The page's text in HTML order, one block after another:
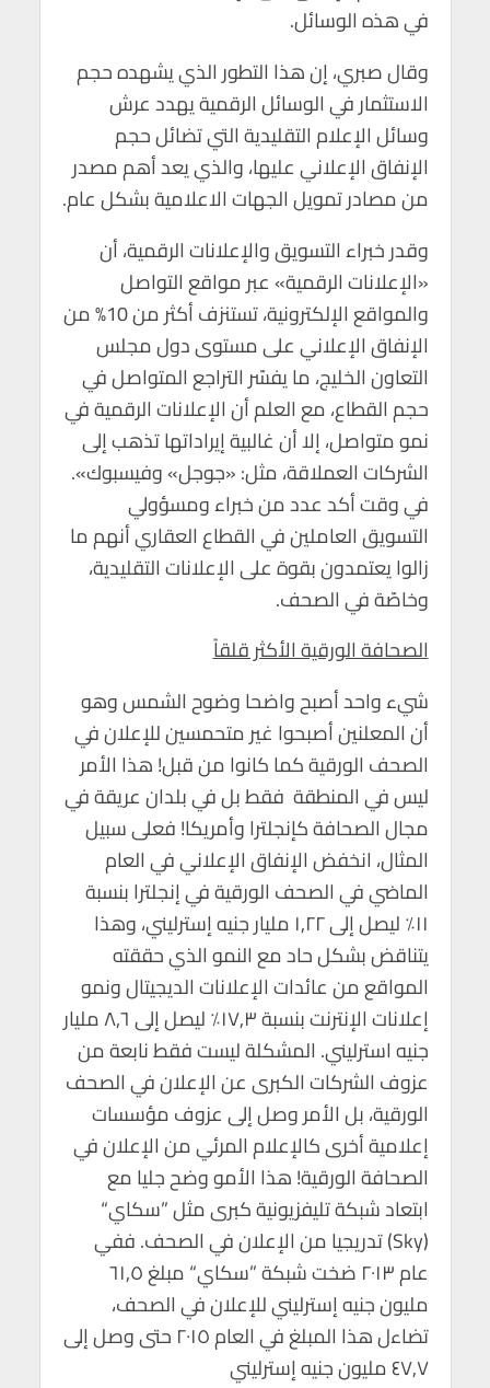
في هذه الوسائل.
وقال صبري، إن هذا التطور الذي يشهده حجم
الاستثمار في الوسائل الرقمية يهدد عرش
وسائل الإعلام التقليدية التي تضائل حجم
الإنفاق الإعلاني عليها، والذي يعد أهم مصدر
من مصادر تمويل الجهات الاعلامية بشكل عام.
وقدر خبراء التسويق والإعلانات الرقمية، أن
«الإعلانات الرقمية» عبر مواقع التواصل
والمواقع الإلكترونية، تستنزف أكثر من 10% من
الإنفاق الإعلاني على مستوى دول مجلس
التعاون الخليج، ما يفسّر التراجع المتواصل في
حجم القطاع، مع العلم أن الإعلانات الرقمية في
نمو متواصل، إلا أن غالبية إيراداتها تذهب إلى
الشركات العملاقة، مثل: «جوجل» وفيسبوك».
في وقت أكد عدد من خبراء ومسؤولي
التسويق العاملين في القطاع العقاري أنهم ما
زالوا يعتمدون بقوة على الإعلانات التقليدية،
وخاصّة في الصحف.
الصحافة الورقية الأكثر قلقاً
شيء واحد أصبح واضحا وضوح الشمس وهو
أن المعلنين أصبحوا غير متحمسين للإعلان في
الصحف الورقية كما كانوا من قبل! هذا الأمر
ليس في المنطقة فقط بل في بلدان عريقة في
مجال الصحافة كإنجلترا وأمريكا! فعلى سبيل
المثال، انخفض الإنفاق الإعلاني في العام
الماضي في الصحف الورقية في إنجلترا بنسبة
١١٪ ليصل إلى ١,٢٢ مليار جنيه إسترليني، وهذا
يتناقض بشكل حاد مع النمو الذي حققته
المواقع من عائدات الإعلانات الديجيتال ونمو
إعلانات الإنترنت بنسبة ١٧,٣٪ ليصل إلى ٨,٦ مليار
جنيه استرليني. المشكلة ليست فقط نابعة من
عزوف الشركات الكبرى عن الإعلان في الصحف
الورقية، بل الأمر وصل إلى عزوف مؤسسات
إعلامية أخرى كالإعلام المرئي من الإعلان في
الصحافة الورقية! هذا الأمو وضح جليا مع
ابتعاد شبكة تليفزيونية كبرى مثل ”سكاي“
(Sky) تدريجيا من الإعلان في الصحف. ففي
عام ٢٠١٣ ضخت شبكة ”سكاي“ مبلغ ٦١,٥
مليون جنيه إسترليني للإعلان في الصحف،
تضاءل هذا المبلغ في العام ٢٠١٥ حتى وصل إلى
٤٧,٧ مليون جنيه إسترليني